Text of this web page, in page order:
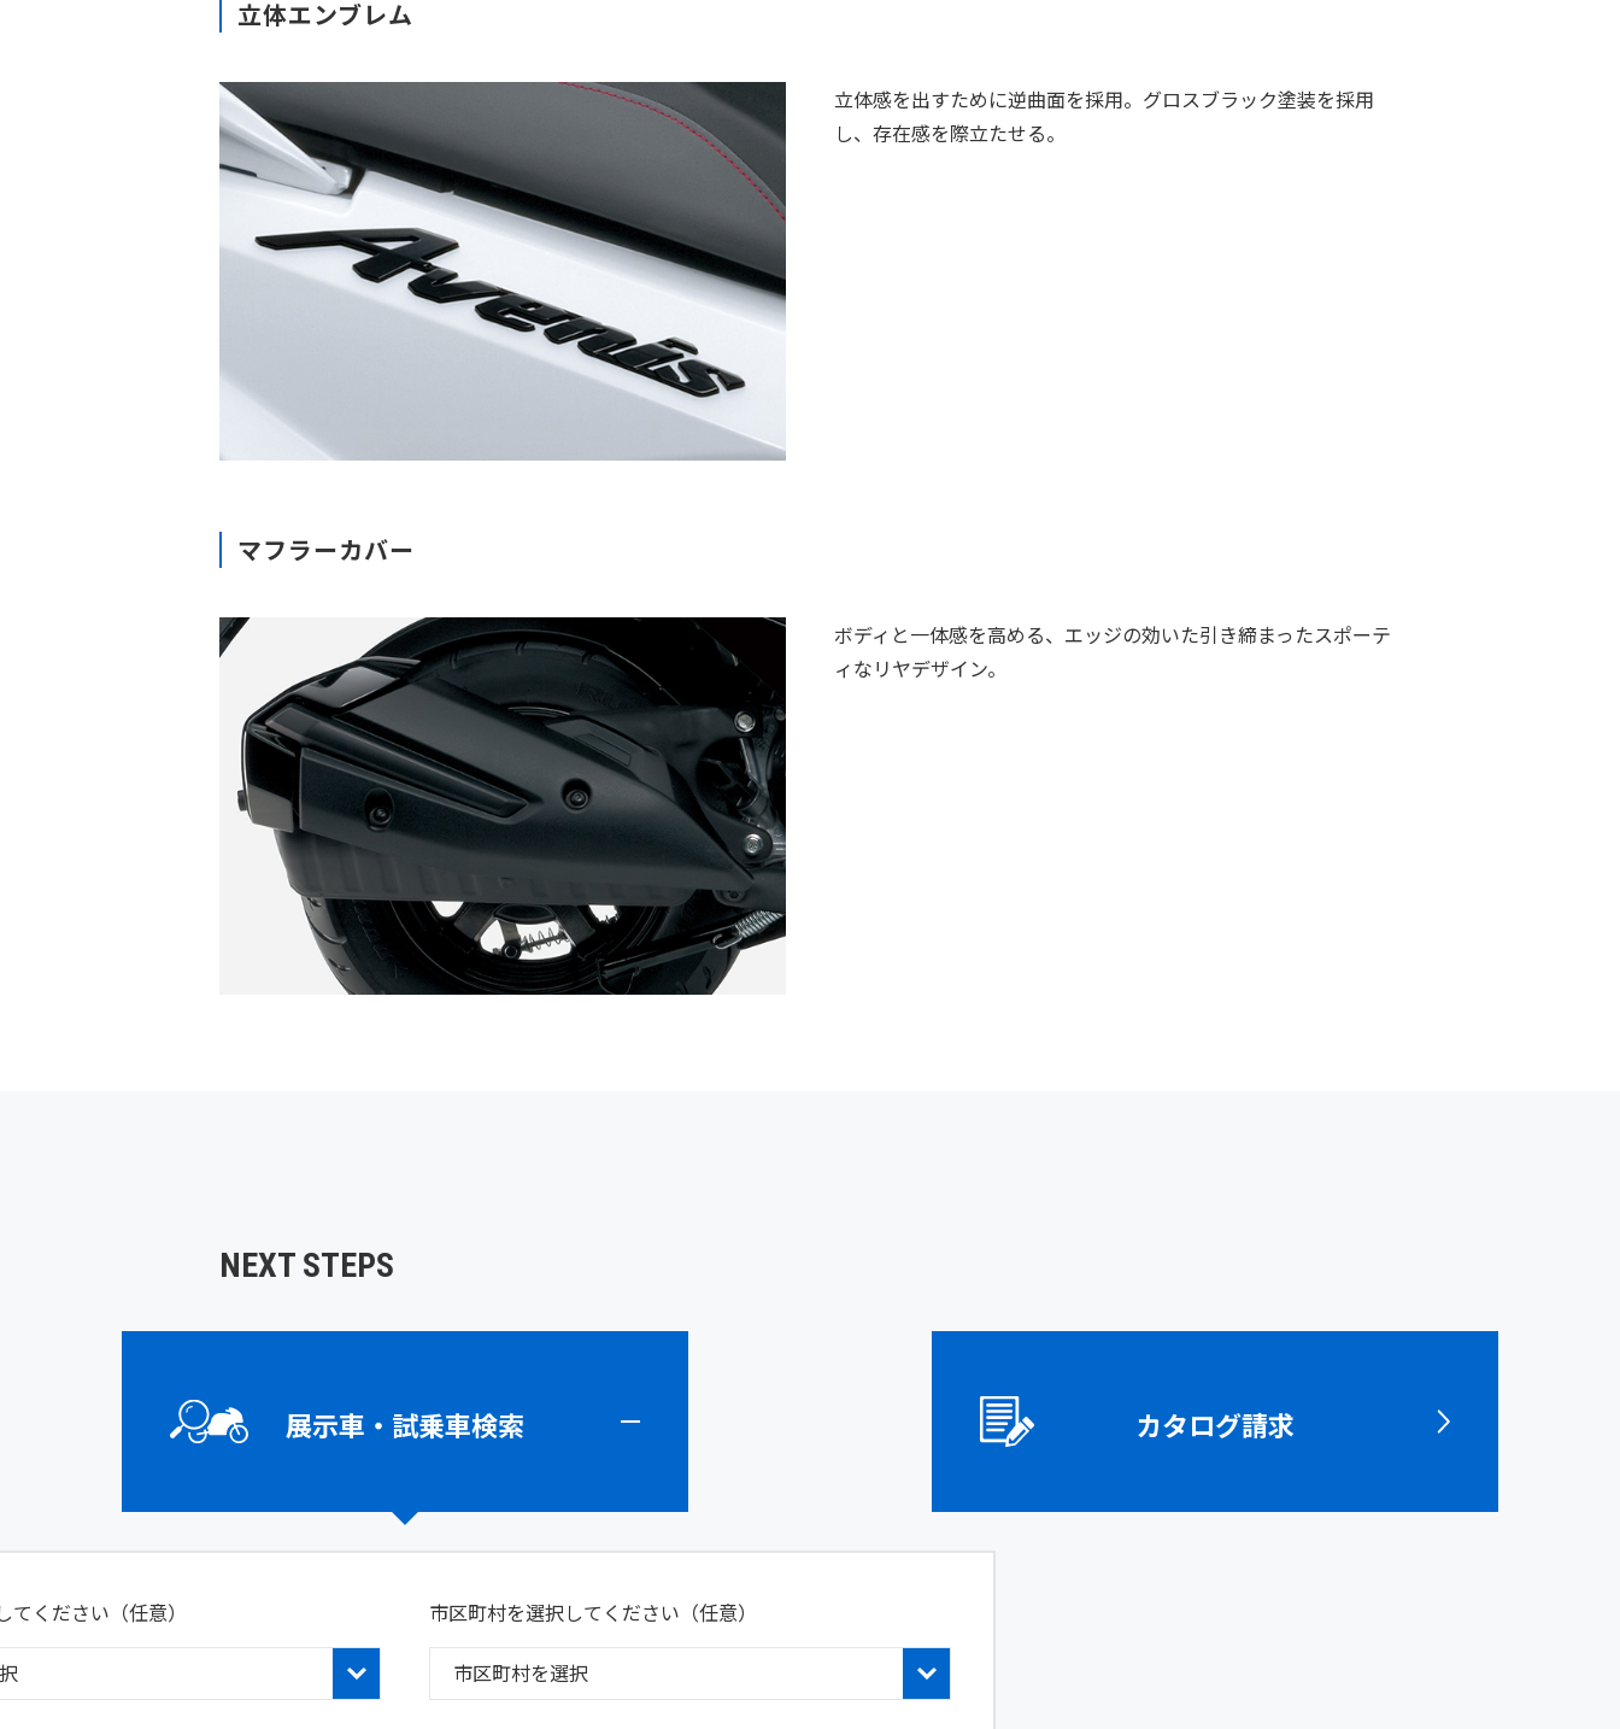
立体エンブレム
立体感を出すために逆曲面を採用。グロスブラック塗装を採用
し、存在感を際立たせる。
マフラーカバー
ボディと一体感を高める、エッジの効いた引き締まったスポーテ
ィなリヤデザイン。
NEXT STEPS
展示車・試乗車検索
てください （任意） 市区町村を選択してください（任意）
カタログ請求